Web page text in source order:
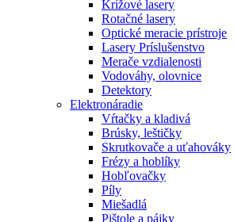
Krížové lasery
Rotačné lasery
Optické meracie prístroje
Lasery Príslušenstvo
Merače vzdialenosti
Vodováhy, olovnice
Detektory
Elektronáradie
Vŕtačky a kladivá
Brúsky, leštičky
Skrutkovače a uťahováky
Frézy a hoblíky
Hobľovačky
Píly
Miešadlá
Pištole a pájky